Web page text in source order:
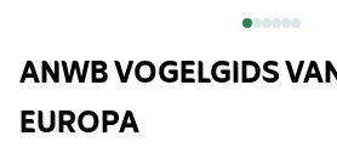
ANWB VOGELGIDS
EUROPA